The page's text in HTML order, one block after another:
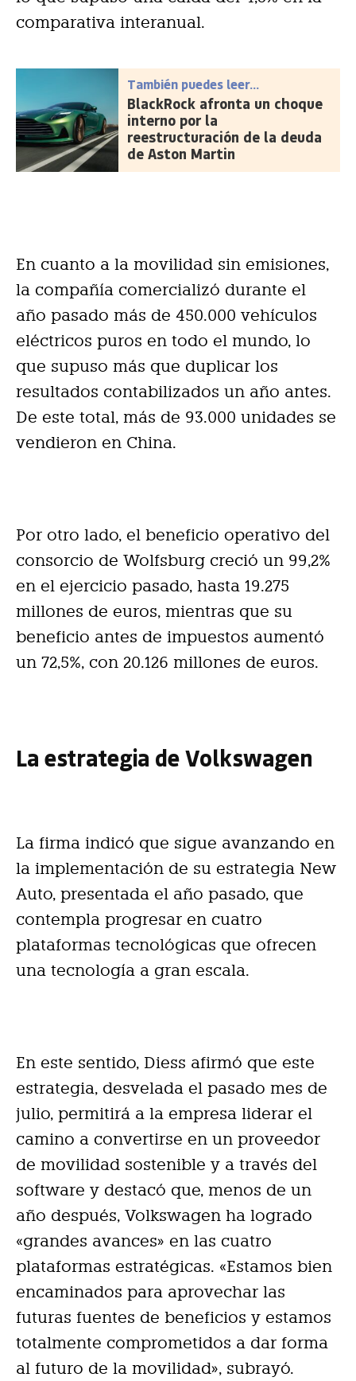
comparativa interanual.
También puedes leer...
BlackRock afronta un choque
interno por la
reestructuración de la deuda
de Aston Martin
En cuanto a la movilidad sin emisiones,
la compañía comercializó durante el
año pasado más de 450.000 vehículos
eléctricos puros en todo el mundo, lo
que supuso más que duplicar los
resultados contabilizados un año antes.
De este total, más de 93.000 unidades se
vendieron en China.
Por otro lado, el beneficio operativo del
consorcio de Wolfsburg creció un 99,2%
en el ejercicio pasado, hasta 19.275
millones de euros, mientras que su
beneficio antes de impuestos aumentó
un 72,5%, con 20.126 millones de euros.
La estrategia de Volkswagen
La firma indicó que sigue avanzando en
la implementación de su estrategia New
Auto, presentada el año pasado, que
contempla progresar en cuatro
plataformas tecnológicas que ofrecen
una tecnología a gran escala.
En este sentido, Diess afirmó que este
estrategia, desvelada el pasado mes de
julio, permitirá a la empresa liderar el
camino a convertirse en un proveedor
de movilidad sostenible y a través del
software y destacó que, menos de un
año después, Volkswagen ha logrado
«grandes avances» en las cuatro
plataformas estratégicas. «Estamos bien
encaminados para aprovechar las
futuras fuentes de beneficios y estamos
totalmente comprometidos a dar forma
al futuro de la movilidad», subrayó.